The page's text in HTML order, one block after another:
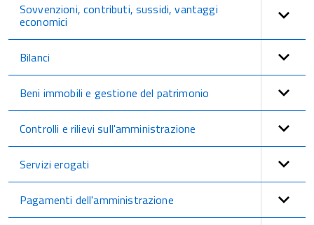
Sovvenzioni, contributi, sussidi, vantaggi
economici
Bilanci
Beni immobili e gestione del patrimonio
Controlli e rilievi sull'amministrazione
Servizi erogati
Pagamenti dell'amministrazione